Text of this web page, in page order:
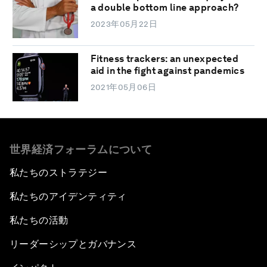
a double bottom line approach?
2023年05月22日
Fitness trackers: an unexpected
aid in the fight against pandemics
2021年05月06日
世界経済フォーラムについて
私たちのストラテジー
私たちのアイデンティティ
私たちの活動
リーダーシップとガバナンス